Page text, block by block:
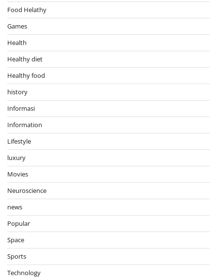
Food Helathy
Games
Health
Healthy diet
Healthy food
history
Informasi
Information
Lifestyle
luxury
Movies
Neuroscience
news
Popular
Space
Sports
Technology